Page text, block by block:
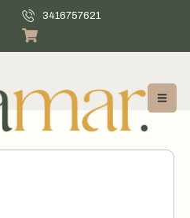
3416757621